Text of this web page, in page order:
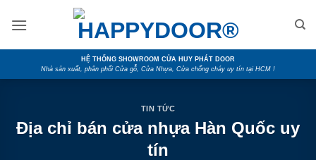
HỆ THỐNG SHOWROOM CỬA HUY PHÁT DOOR
Nhà sản xuất, phân phối Cửa gỗ, Cửa Nhựa, Cửa chống cháy uy tín tại HCM !
TIN TỨC
Địa chỉ bán cửa nhựa Hàn Quốc uy
tín